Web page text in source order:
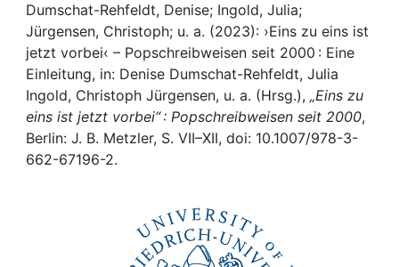
Awards
My FIS
Help
Dumschat-Rehfeldt, Denise; Ingold, Julia;
Jürgensen, Christoph; u. a. (2023): ›Eins zu eins ist
jetzt vorbei‹ – Popschreibweisen seit 2000 : Eine
Einleitung, in: Denise Dumschat-Rehfeldt, Julia
Ingold, Christoph Jürgensen, u. a. (Hrsg.), „Eins zu
eins ist jetzt vorbei“ : Popschreibweisen seit 2000,
Berlin: J. B. Metzler, S. VII–XII, doi: 10.1007/978-3-
662-67196-2.